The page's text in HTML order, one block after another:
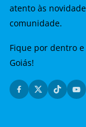
atento às
comunidade.
Fique por dentro
Goiás!